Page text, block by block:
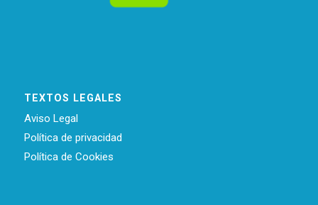
TEXTOS LEGALES
Aviso Legal
Política de privacidad
Política de Cookies